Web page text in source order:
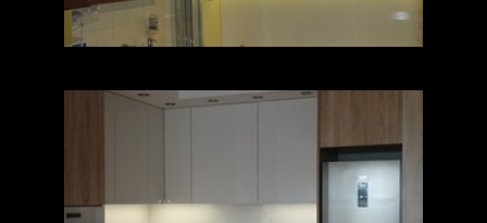
Ciepło a nowocześnie